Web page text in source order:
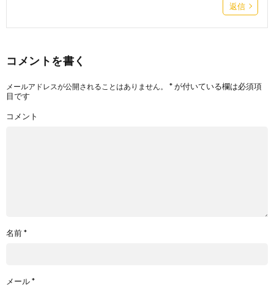
返信
コメントを書く
メールアドレスが公開されることはありません。 *が付いている欄は必須項
目です
コメント
名前*
メール*